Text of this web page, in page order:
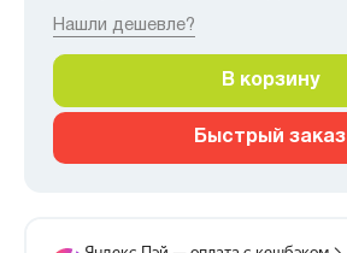
Нашли дешевле?
В корзину
Быстрый заказ